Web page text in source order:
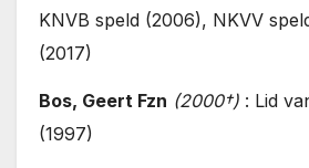
KNVB speld (2006), NKVV
(2017)
Bos, Geert Fzn (2000†) : Lid
(1997)